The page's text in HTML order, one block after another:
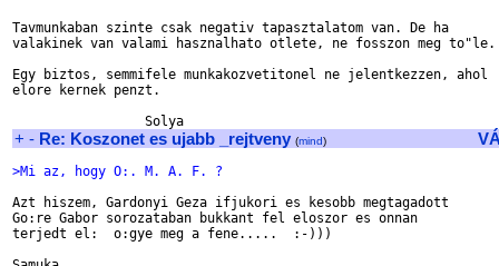
Tavmunkaban szinte csak negativ tapasztalatom van. De ha
valakinek van valami hasznalhato otlete, ne fosszon meg to"le.
Egy biztos, semmifele munkakozvetitonel ne jelentkezzen, ahol
elore kernek penzt.
+ - Re: Koszonet es ujabb _rejtveny (mind)
>Mi az, hogy O:. M. A. F. ?
Azt hiszem, Gardonyi Geza ifjukori es kesobb megtagadott
Go:re Gabor sorozataban bukkant fel eloszor es onnan
terjedt el:  o:gye meg a fene.....  :-)))